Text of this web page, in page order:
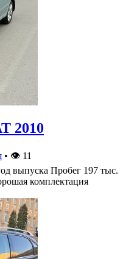
2010
• 👁 11
выпуска Пробег 197 тыс.
комплектация